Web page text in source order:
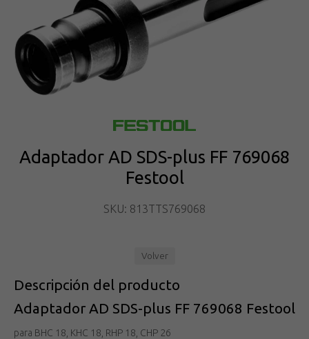
Adaptador AD SDS-plus FF 769068
Festool
SKU: 813TTS769068
Volver
Descripción del producto
Adaptador AD SDS-plus FF 769068 Festool
para BHC 18, KHC 18, RHP 18, CHP 26